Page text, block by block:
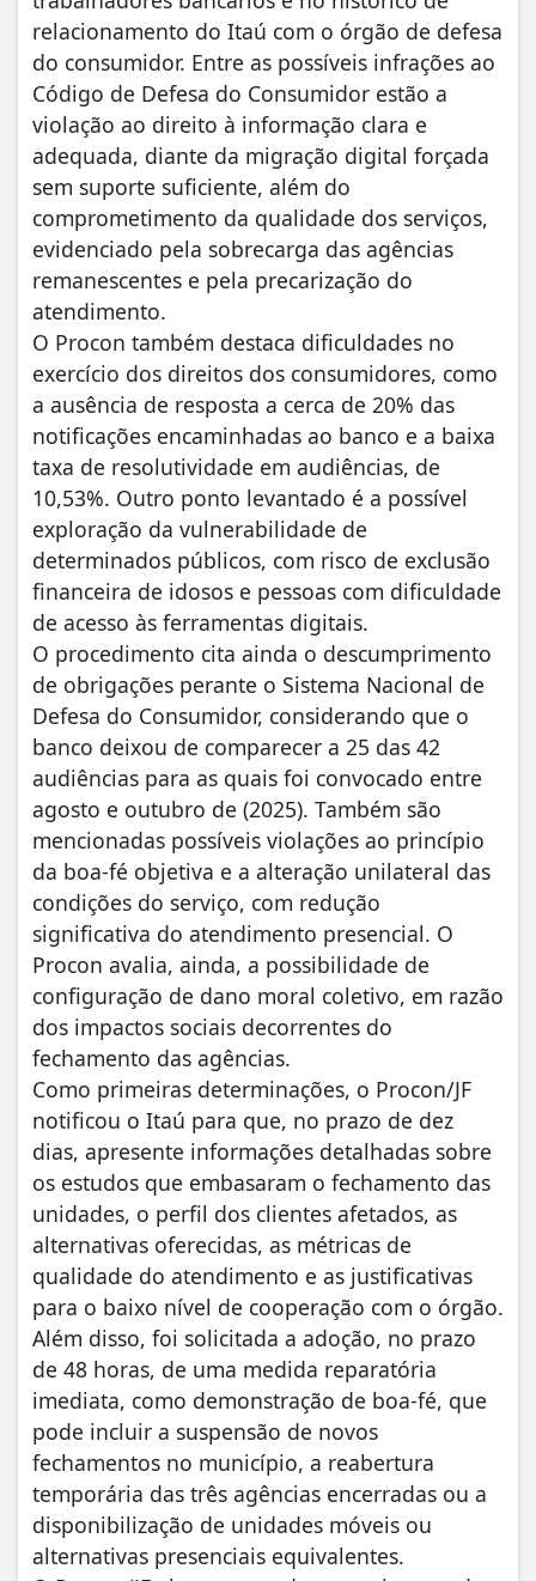
relacionamento do Itaú com o órgão de defesa
do consumidor. Entre as possíveis infrações ao
Código de Defesa do Consumidor estão a
violação ao direito à informação clara e
adequada, diante da migração digital forçada
sem suporte suficiente, além do
comprometimento da qualidade dos serviços,
evidenciado pela sobrecarga das agências
remanescentes e pela precarização do
atendimento.
O Procon também destaca dificuldades no
exercício dos direitos dos consumidores, como
a ausência de resposta a cerca de 20% das
notificações encaminhadas ao banco e a baixa
taxa de resolutividade em audiências, de
10,53%. Outro ponto levantado é a possível
exploração da vulnerabilidade de
determinados públicos, com risco de exclusão
financeira de idosos e pessoas com dificuldade
de acesso às ferramentas digitais.
O procedimento cita ainda o descumprimento
de obrigações perante o Sistema Nacional de
Defesa do Consumidor, considerando que o
banco deixou de comparecer a 25 das 42
audiências para as quais foi convocado entre
agosto e outubro de (2025). Também são
mencionadas possíveis violações ao princípio
da boa-fé objetiva e a alteração unilateral das
condições do serviço, com redução
significativa do atendimento presencial. O
Procon avalia, ainda, a possibilidade de
configuração de dano moral coletivo, em razão
dos impactos sociais decorrentes do
fechamento das agências.
Como primeiras determinações, o Procon/JF
notificou o Itaú para que, no prazo de dez
dias, apresente informações detalhadas sobre
os estudos que embasaram o fechamento das
unidades, o perfil dos clientes afetados, as
alternativas oferecidas, as métricas de
qualidade do atendimento e as justificativas
para o baixo nível de cooperação com o órgão.
Além disso, foi solicitada a adoção, no prazo
de 48 horas, de uma medida reparatória
imediata, como demonstração de boa-fé, que
pode incluir a suspensão de novos
fechamentos no município, a reabertura
temporária das três agências encerradas ou a
disponibilização de unidades móveis ou
alternativas presenciais equivalentes.